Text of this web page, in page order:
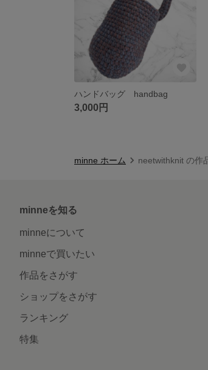
ハンドバッグ handbag
3,000円
minne ホーム neetwithknit の作
minneを知る
minneについて
minneで買いたい
作品をさがす
ショップをさがす
ランキング
特集